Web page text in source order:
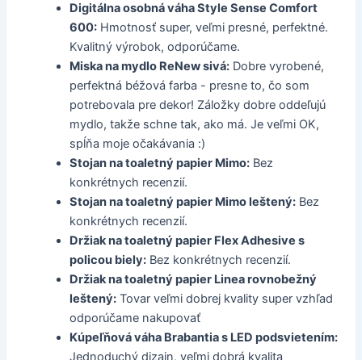
Digitálna osobná váha Style Sense Comfort
600: Hmotnosť super, veľmi presné, perfektné.
Kvalitný výrobok, odporúčame.
Miska na mydlo ReNew sivá: Dobre vyrobené,
perfektná béžová farba - presne to, čo som
potrebovala pre dekor! Záložky dobre oddeľujú
mydlo, takže schne tak, ako má. Je veľmi OK,
spĺňa moje očakávania :)
Stojan na toaletný papier Mimo: Bez
konkrétnych recenzií.
Stojan na toaletný papier Mimo leštený: Bez
konkrétnych recenzií.
Držiak na toaletný papier Flex Adhesive s
policou biely: Bez konkrétnych recenzií.
Držiak na toaletný papier Linea rovnobežný
leštený: Tovar veľmi dobrej kvality super vzhľad
odporúčame nakupovať
Kúpeľňová váha Brabantia s LED podsvietením:
Jednoduchý dizajn, veľmi dobrá kvalita